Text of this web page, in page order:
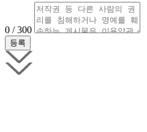
0 / 300